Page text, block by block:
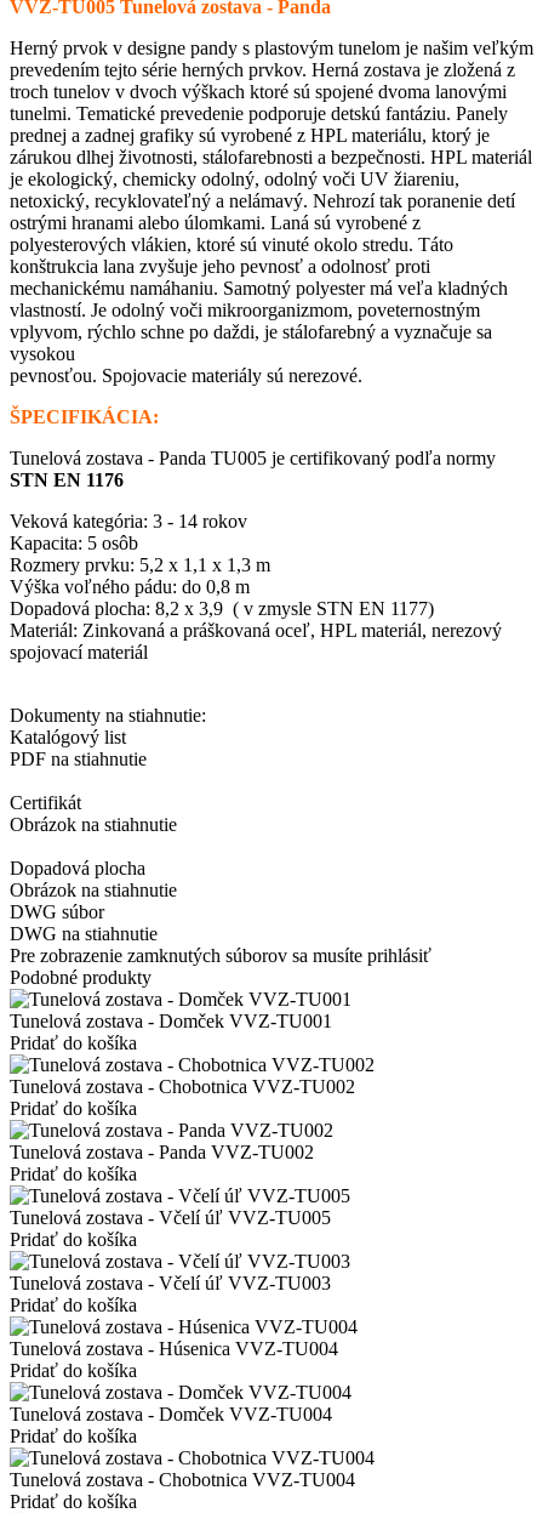
VVZ-TU005 Tunelová zostava - Panda
Herný prvok v designe pandy s plastovým tunelom je našim veľkým
prevedením tejto série herných prvkov. Herná zostava je zložená z
troch tunelov v dvoch výškach ktoré sú spojené dvoma lanovými
tunelmi. Tematické prevedenie podporuje detskú fantáziu. Panely
prednej a zadnej grafiky sú vyrobené z HPL materiálu, ktorý je
zárukou dlhej životnosti, stálofarebnosti a bezpečnosti. HPL materiál
je ekologický, chemicky odolný, odolný voči UV žiareniu,
netoxický, recyklovateľný a nelámavý. Nehrozí tak poranenie detí
ostrými hranami alebo úlomkami. Laná sú vyrobené z
polyesterových vlákien, ktoré sú vinuté okolo stredu. Táto
konštrukcia lana zvyšuje jeho pevnosť a odolnosť proti
mechanickému namáhaniu. Samotný polyester má veľa kladných
vlastností. Je odolný voči mikroorganizmom, poveternostným
vplyvom, rýchlo schne po daždi, je stálofarebný a vyznačuje sa
vysokou
pevnosťou. Spojovacie materiály sú nerezové.
ŠPECIFIKÁCIA:
Tunelová zostava - Panda TU005 je certifikovaný podľa normy
STN EN 1176
Veková kategória: 3 - 14 rokov
Kapacita: 5 osôb
Rozmery prvku: 5,2 x 1,1 x 1,3 m
Výška voľného pádu: do 0,8 m
Dopadová plocha: 8,2 x 3,9 ( v zmysle STN EN 1177)
Materiál: Zinkovaná a práškovaná oceľ, HPL materiál, nerezový
spojovací materiál
Dokumenty na stiahnutie:
Katalógový list
PDF na stiahnutie
Certifikát
Obrázok na stiahnutie
Dopadová plocha
Obrázok na stiahnutie
DWG súbor
DWG na stiahnutie
Pre zobrazenie zamknutých súborov sa musíte prihlásiť
Podobné produkty
Tunelová zostava - Domček VVZ-TU001
Pridať do košíka
Tunelová zostava - Chobotnica VVZ-TU002
Pridať do košíka
Tunelová zostava - Panda VVZ-TU002
Pridať do košíka
Tunelová zostava - Včelí úľ VVZ-TU005
Pridať do košíka
Tunelová zostava - Včelí úľ VVZ-TU003
Pridať do košíka
Tunelová zostava - Húsenica VVZ-TU004
Pridať do košíka
Tunelová zostava - Domček VVZ-TU004
Pridať do košíka
Tunelová zostava - Chobotnica VVZ-TU004
Pridať do košíka